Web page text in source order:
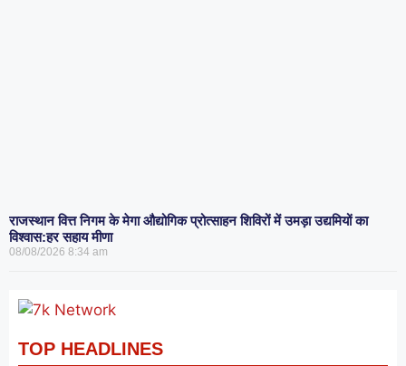
राजस्थान वित्त निगम के मेगा औद्योगिक प्रोत्साहन शिविरों में उमड़ा उद्यमियों का
विश्वास:हर सहाय मीणा
08/08/2026 8:34 am
TOP HEADLINES